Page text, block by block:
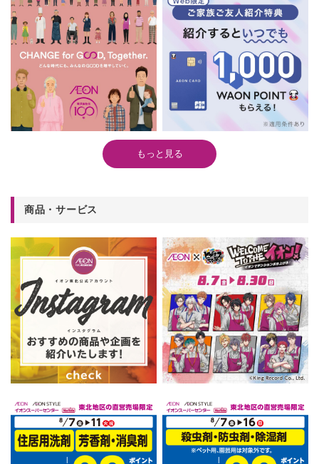
もっと見る
商品・サービス